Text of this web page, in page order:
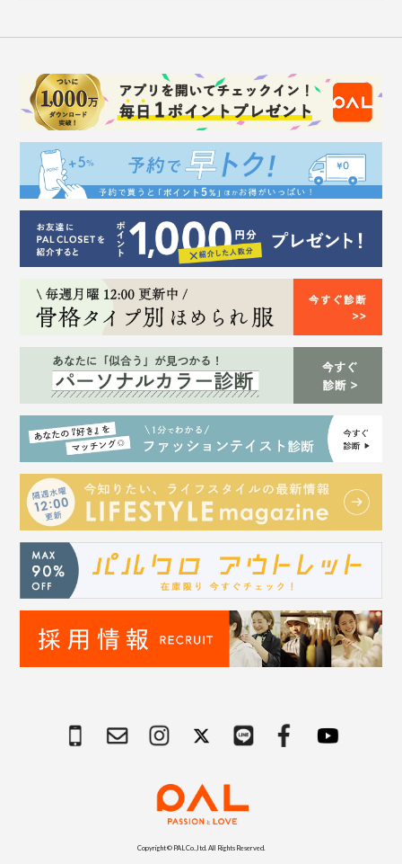
Copyright © PAL Co.,ltd. All Rights Reserved.